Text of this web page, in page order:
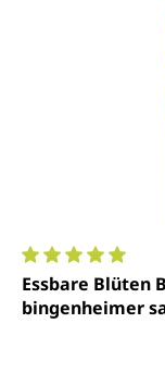
Essbare Blüten
bingenheimer